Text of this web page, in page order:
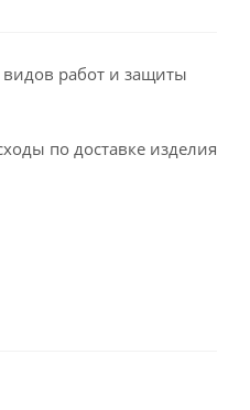
работ и защиты
по доставке изделия